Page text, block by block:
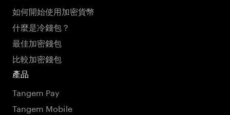
如何開始使用加密貨幣
什麼是冷錢包？
最佳加密錢包
比較加密錢包
產品
Tangem Pay
Tangem Mobile